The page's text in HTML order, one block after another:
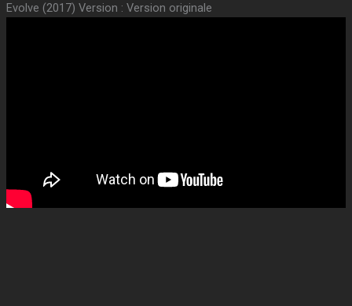
Evolve (2017) Version : Version originale